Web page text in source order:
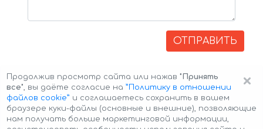
ОТПРАВИТЬ
×
Продолжив просмотр сайта или нажав "Принять
все", вы даёте согласие на ”Политику в отношении
файлов cookie” и соглашаетесь сохранить в вашем
браузере куки-файлы (основные и внешние), позволяющие
нам получать больше маркетинговой информации,